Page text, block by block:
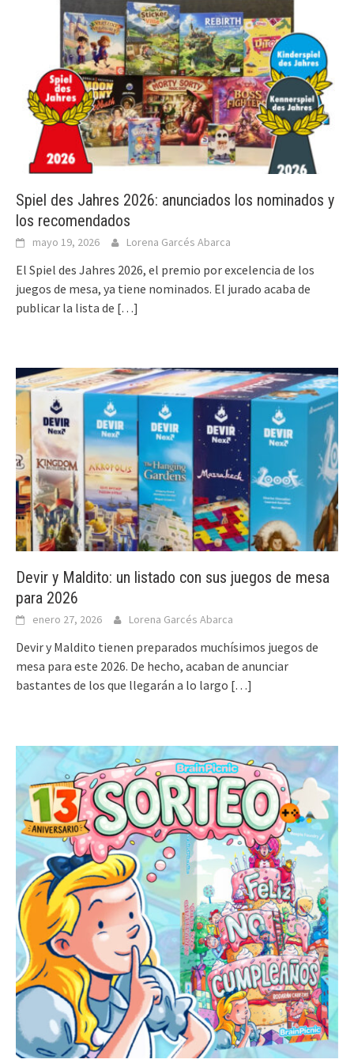
Spiel des Jahres 2026: anunciados los nominados y
los recomendados
mayo 19, 2026 Lorena Garcés Abarca
El Spiel des Jahres 2026, el premio por excelencia de los
juegos de mesa, ya tiene nominados. El jurado acaba de
publicar la lista de […]
Devir y Maldito: un listado con sus juegos de mesa
para 2026
enero 27, 2026 Lorena Garcés Abarca
Devir y Maldito tienen preparados muchísimos juegos de
mesa para este 2026. De hecho, acaban de anunciar
bastantes de los que llegarán a lo largo […]